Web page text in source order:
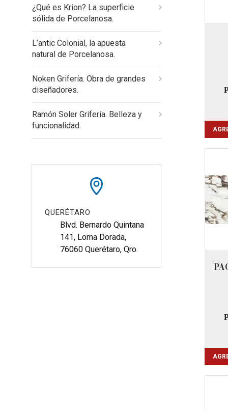
¿Qué es Krion? La superficie
sólida de Porcelanosa.
L’antic Colonial, la apuesta
natural de Porcelanosa.
Noken Grifería. Obra de grandes
diseñadores.
Ramón Soler Grifería. Belleza y
funcionalidad.
QUERÉTARO
Blvd. Bernardo Quintana
141, Loma Dorada,
76060 Querétaro, Qro.